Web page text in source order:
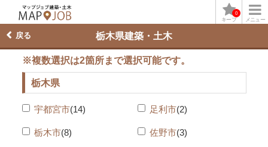
メニュー
キープ
0
栃木県建築・土木
戻る
※複数選択は2箇所まで選択可能です。
栃木県
宇都宮市(14) 足利市(2)
栃木市(8) 佐野市(3)